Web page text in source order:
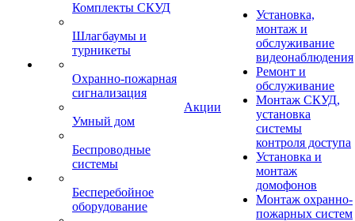
Комплекты СКУД
Шлагбаумы и
турникеты
Охранно-пожарная
сигнализация
Умный дом
Беспроводные
системы
Бесперебойное
оборудование
Акции
Установка,
монтаж и
обслуживание
видеонаблюдения
Ремонт и
обслуживание
Монтаж СКУД,
установка
системы
контроля доступа
Установка и
монтаж
домофонов
Монтаж охранно-
пожарных систем